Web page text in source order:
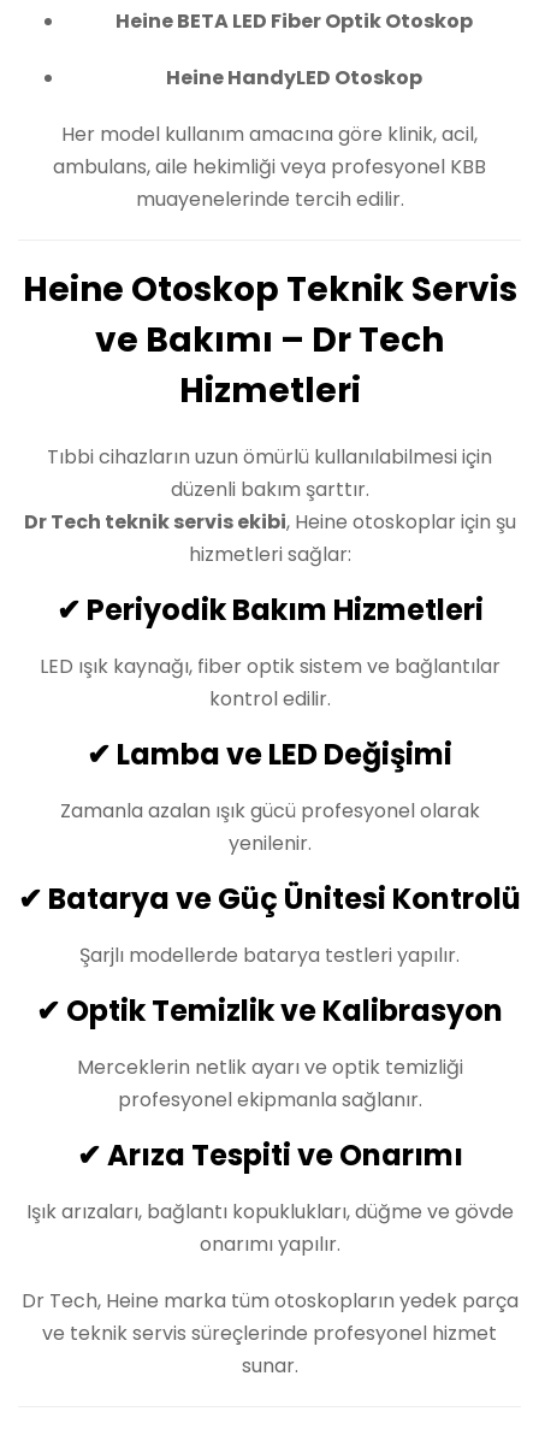
Heine BETA LED Fiber Optik Otoskop
Heine HandyLED Otoskop
Her model kullanım amacına göre klinik, acil,
ambulans, aile hekimliği veya profesyonel KBB
muayenelerinde tercih edilir.
Heine Otoskop Teknik Servis
ve Bakımı – Dr Tech
Hizmetleri
Tıbbi cihazların uzun ömürlü kullanılabilmesi için
düzenli bakım şarttır.
Dr Tech teknik servis ekibi, Heine otoskoplar için şu
hizmetleri sağlar:
✔ Periyodik Bakım Hizmetleri
LED ışık kaynağı, fiber optik sistem ve bağlantılar
kontrol edilir.
✔ Lamba ve LED Değişimi
Zamanla azalan ışık gücü profesyonel olarak
yenilenir.
✔ Batarya ve Güç Ünitesi Kontrolü
Şarjlı modellerde batarya testleri yapılır.
✔ Optik Temizlik ve Kalibrasyon
Merceklerin netlik ayarı ve optik temizliği
profesyonel ekipmanla sağlanır.
✔ Arıza Tespiti ve Onarımı
Işık arızaları, bağlantı kopuklukları, düğme ve gövde
onarımı yapılır.
Dr Tech, Heine marka tüm otoskopların yedek parça
ve teknik servis süreçlerinde profesyonel hizmet
sunar.